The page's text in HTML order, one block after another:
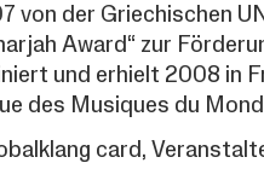
von der Griechischen
Award“ zur
und erhielt 2008 in
des Musiques du
card,